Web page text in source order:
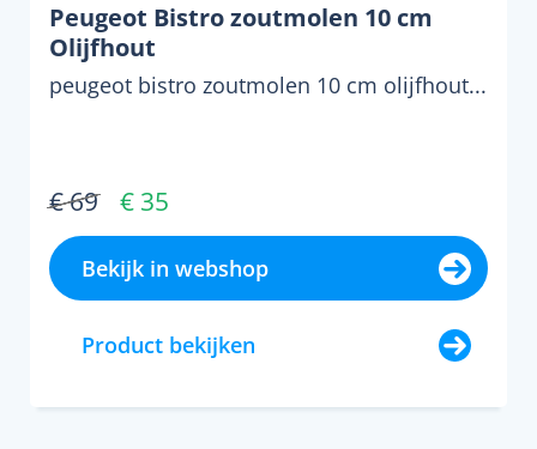
Peugeot Bistro zoutmolen 10 cm
Olijfhout
peugeot bistro zoutmolen 10 cm olijfhout...
€ 69 € 35
Bekijk in webshop
Product bekijken